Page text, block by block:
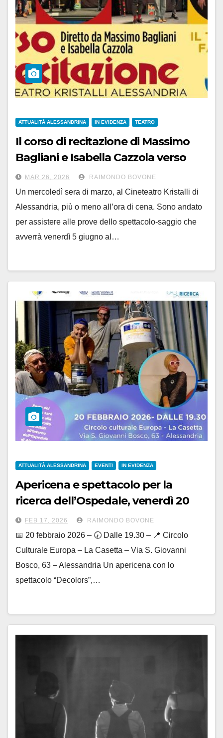
ATTUALITÀ ALESSANDRINA IN EVIDENZA TEATRO
Il corso di recitazione di Massimo
Bagliani e Isabella Cazzola verso
nuovi orizzonti
MAR 26, 2026 RAIMONDO BOVONE
Un mercoledì sera di marzo, al Cineteatro Kristalli di
Alessandria, più o meno all’ora di cena. Sono andato
per assistere alle prove dello spettacolo-saggio che
avverrà venerdì 5 giugno al…
ATTUALITÀ ALESSANDRINA EVENTI IN EVIDENZA
Apericena e spettacolo per la
ricerca dell’Ospedale, venerdì 20
febbraio al circolo ‘La Casetta’
FEB 17, 2026 RAIMONDO BOVONE
📅 20 febbraio 2026 – 🕢 Dalle 19.30 – 📍 Circolo
Culturale Europa – La Casetta – Via S. Giovanni
Bosco, 63 – Alessandria Un apericena con lo
spettacolo “Decolors”,…